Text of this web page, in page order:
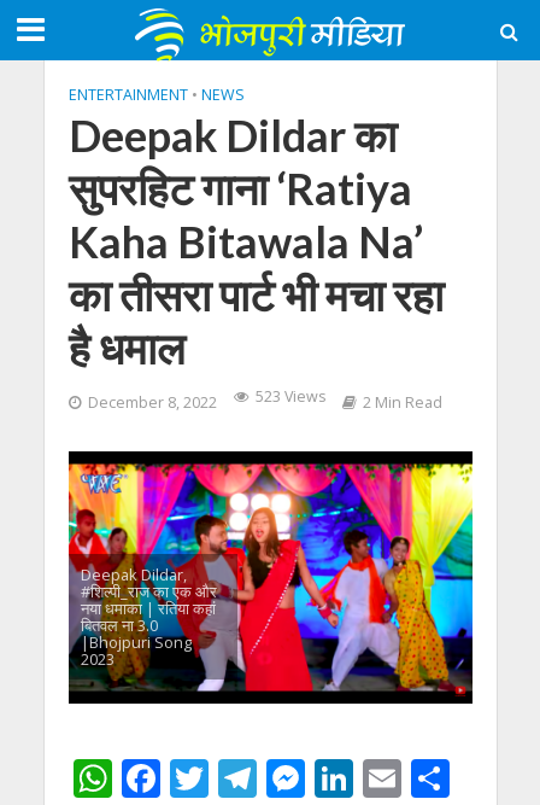
ENTERTAINMENT • NEWS
Deepak Dildar का
सुपरहिट गाना ‘Ratiya
Kaha Bitawala Na’
का तीसरा पार्ट भी मचा रहा
है धमाल
December 8, 2022 523 Views 2 Min Read
Deepak Dildar,
#शिल्पी_राज का एक और
नया धमाका | रतिया कहां
बितवल ना 3.0
|Bhojpuri Song
2023
W F T T M Li E S